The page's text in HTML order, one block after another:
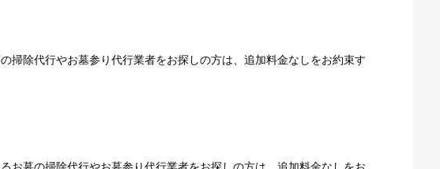
掃除代行やお墓参り代行業者をお探しの方は、追加料金なしをお約束す